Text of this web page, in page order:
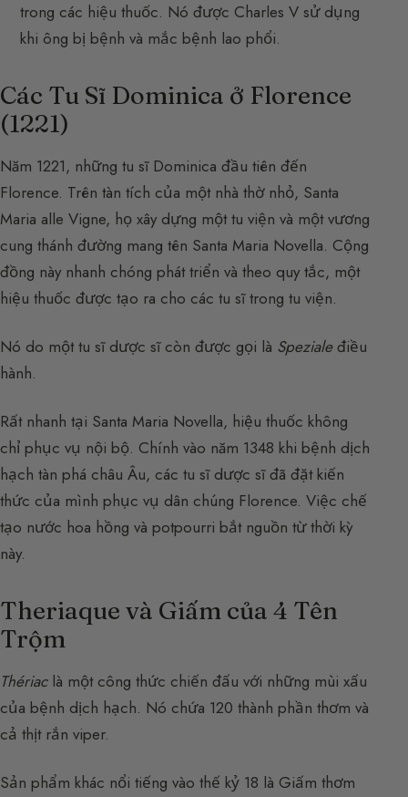
trong các hiệu thuốc. Nó được Charles V sử dụng
khi ông bị bệnh và mắc bệnh lao phổi.
Các Tu Sĩ Dominica ở Florence
(1221)
Năm 1221, những tu sĩ Dominica đầu tiên đến
Florence. Trên tàn tích của một nhà thờ nhỏ, Santa
Maria alle Vigne, họ xây dựng một tu viện và một vương
cung thánh đường mang tên Santa Maria Novella. Cộng
đồng này nhanh chóng phát triển và theo quy tắc, một
hiệu thuốc được tạo ra cho các tu sĩ trong tu viện.
Nó do một tu sĩ dược sĩ còn được gọi là Spezialeđiều
hành.
Rất nhanh tại Santa Maria Novella, hiệu thuốc không
chỉ phục vụ nội bộ. Chính vào năm 1348 khi bệnh dịch
hạch tàn phá châu Âu, các tu sĩ dược sĩ đã đặt kiến
thức của mình phục vụ dân chúng Florence. Việc chế
tạo nước hoa hồng và potpourri bắt nguồn từ thời kỳ
này.
Theriaque và Giấm của 4 Tên
Trộm
Thériaclà một công thức chiến đấu với những mùi xấu
của bệnh dịch hạch. Nó chứa 120 thành phần thơm và
cả thịt rắn viper.
Sản phẩm khác nổi tiếng vào thế kỷ 18 là Giấm thơm